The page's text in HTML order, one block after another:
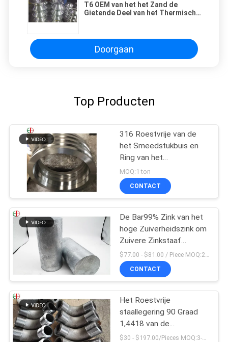
T6 OEM van het het Zand de
Gietende Deel van het Thermische
Doorgaan
Top Producten
316 Roestvrije van de
het Smeedstukbuis en
Ring van het
Legeringsstaal de Buis
van de
Afgietselscentrifuge
MOQ:1 ton
CONTACT
De Bar99% Zink van het
hoge Zuiverheidszink om
Zuivere Zinkstaaf
100x100x200mm
CONTACT
Het Roestvrije
staallegering 90 Graad
1,4418 van de
flensverbinding de